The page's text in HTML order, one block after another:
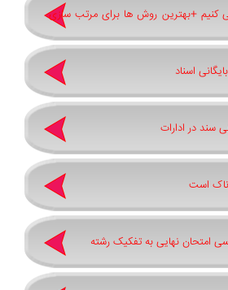
کنیم +بهترین روش ‌ها برای مرتب ‌سازی
اسناد
سند در ادارات
است
امتحان نهایی به تفکیک رشته